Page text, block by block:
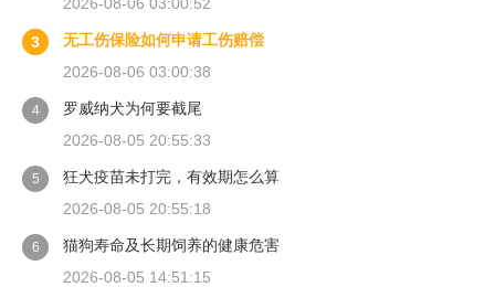
3
无工伤保险如何申请工伤赔偿
2026-08-06 03:00:38
4
罗威纳犬为何要截尾
2026-08-05 20:55:33
5
狂犬疫苗未打完，有效期怎么算
2026-08-05 20:55:18
6
猫狗寿命及长期饲养的健康危害
2026-08-05 14:51:15